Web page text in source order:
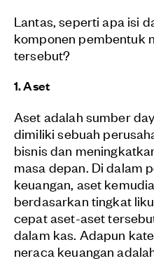
Lantas, seperti apa isi
komponen pembentuk
tersebut?
1. Aset
Aset adalah sumber
dimiliki sebuah
bisnis dan
masa depan. Di dalam
keuangan, aset
berdasarkan tingkat
cepat aset-aset
dalam kas. Adapun
neraca keuangan